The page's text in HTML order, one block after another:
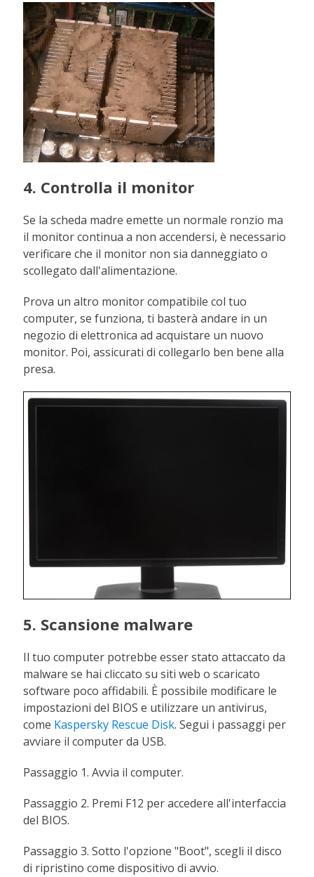
4. Controlla il monitor
Se la scheda madre emette un normale ronzio ma
il monitor continua a non accendersi, è necessario
verificare che il monitor non sia danneggiato o
scollegato dall'alimentazione.
Prova un altro monitor compatibile col tuo
computer, se funziona, ti basterà andare in un
negozio di elettronica ad acquistare un nuovo
monitor. Poi, assicurati di collegarlo ben bene alla
presa.
5. Scansione malware
Il tuo computer potrebbe esser stato attaccato da
malware se hai cliccato su siti web o scaricato
software poco affidabili. È possibile modificare le
impostazioni del BIOS e utilizzare un antivirus,
come Kaspersky Rescue Disk. Segui i passaggi per
avviare il computer da USB.
Passaggio 1. Avvia il computer.
Passaggio 2. Premi F12 per accedere all'interfaccia
del BIOS.
Passaggio 3. Sotto l'opzione "Boot", scegli il disco
di ripristino come dispositivo di avvio.